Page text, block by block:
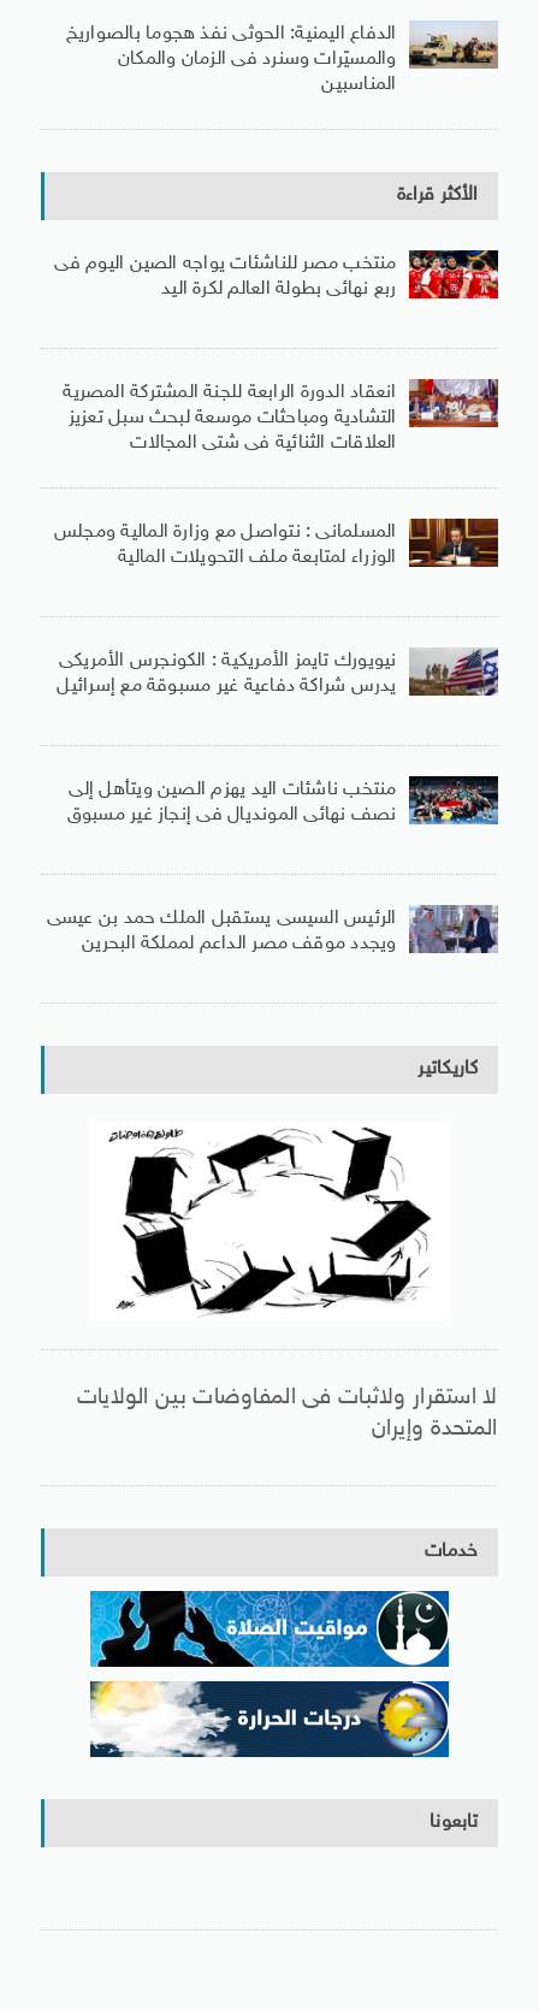
الدفاع اليمنية: الحوثى نفذ هجوما بالصواريخ
والمسيّرات وسنرد فى الزمان والمكان
المناسبين
الأكثر قراءة
منتخب مصر للناشئات يواجه الصين اليوم فى
ربع نهائى بطولة العالم لكرة اليد
انعقاد الدورة الرابعة للجنة المشتركة المصرية
التشادية ومباحثات موسعة لبحث سبل تعزيز
العلاقات الثنائية فى شتى المجالات
المسلمانى : نتواصل مع وزارة المالية ومجلس
الوزراء لمتابعة ملف التحويلات المالية
نيويورك تايمز الأمريكية : الكونجرس الأمريكى
يدرس شراكة دفاعية غير مسبوقة مع إسرائيل
منتخب ناشئات اليد يهزم الصين ويتأهل إلى
نصف نهائى المونديال فى إنجاز غير مسبوق
الرئيس السيسى يستقبل الملك حمد بن عيسى
ويجدد موقف مصر الداعم لمملكة البحرين
كاريكاتير
لا استقرار ولاثبات فى المفاوضات بين الولايات
المتحدة وإيران
خدمات
تابعونا